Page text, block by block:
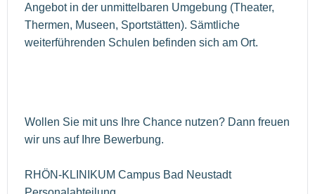
Angebot in der unmittelbaren Umgebung (Theater,
Thermen, Museen, Sportstätten). Sämtliche
weiterführenden Schulen befinden sich am Ort.
Wollen Sie mit uns Ihre Chance nutzen? Dann freuen
wir uns auf Ihre Bewerbung.
RHÖN-KLINIKUM Campus Bad Neustadt